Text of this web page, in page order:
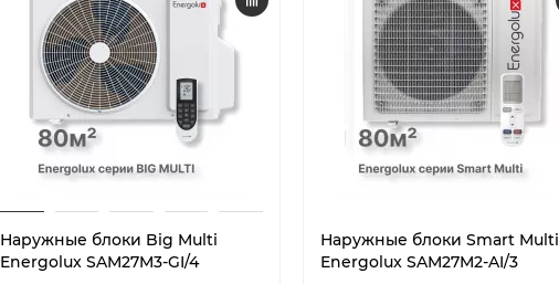
Наружные блоки Big Multi
Energolux SAM27M3-GI/4
Наружные блоки Smart Multi
Energolux SAM27M2-AI/3